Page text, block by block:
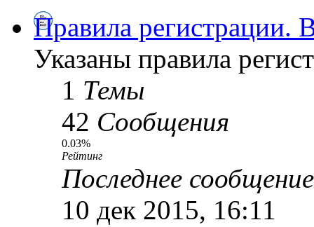
Правила
Указаны правила
1 Темы
42 Сообщения
0.03%
Рейтинг
Последнее сообщение
10 дек 2015, 16:11